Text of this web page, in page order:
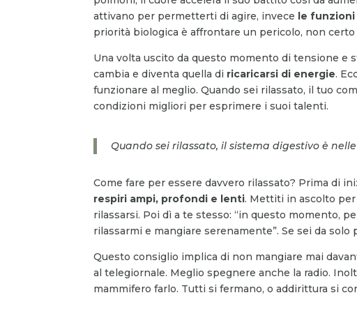
attivano per permetterti di agire, invece le funzioni
priorità biologica è affrontare un pericolo, non certo
Una volta uscito da questo momento di tensione e
cambia e diventa quella di ricaricarsi di energie.
funzionare al meglio. Quando sei rilassato, il tuo
condizioni migliori per esprimere i suoi talenti.
Quando sei rilassato, il sistema digestivo è
Come fare per essere davvero rilassato? Prima di
respiri ampi, profondi e lenti. Mettiti in ascolto
rilassarsi. Poi dì a te stesso: “in questo momento,
rilassarmi e mangiare serenamente”. Se sei da
Questo consiglio implica di non mangiare mai
al telegiornale. Meglio spegnere anche la radio.
mammifero farlo. Tutti si fermano, o addirittura si